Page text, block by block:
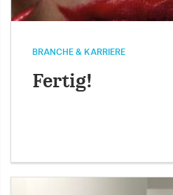
BRANCHE & KARRIERE
Fertig!